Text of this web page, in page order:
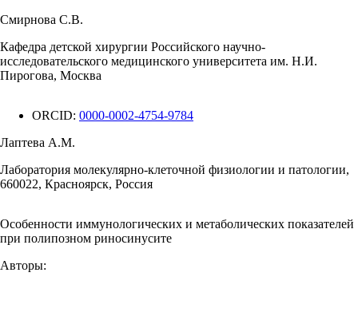
Смирнова С.В.
Кафедра детской хирургии Российского научно-
исследовательского медицинского университета им. Н.И.
Пирогова, Москва
ORCID: 0000-0002-4754-9784
Лаптева А.М.
Лаборатория молекулярно-клеточной физиологии и патологии,
660022, Красноярск, Россия
Особенности иммунологических и метаболических показателей
при полипозном риносинусите
Авторы: